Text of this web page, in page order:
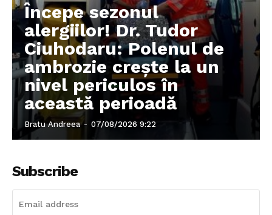
Începe sezonul
alergiilor! Dr. Tudor
Ciuhodaru: Polenul de
ambrozie crește la un
nivel periculos în
această perioadă
Bratu Andreea - 07/08/2026 9:22
Subscribe